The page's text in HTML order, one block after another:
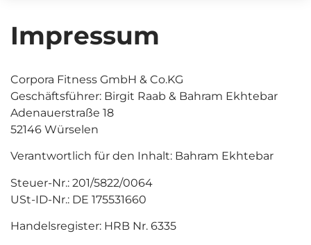
Impressum
Corpora Fitness GmbH & Co.KG
Geschäftsführer: Birgit Raab & Bahram Ekhtebar
Adenauerstraße 18
52146 Würselen
Verantwortlich für den Inhalt: Bahram Ekhtebar
Steuer-Nr.: 201/5822/0064
USt-ID-Nr.: DE 175531660
Handelsregister: HRB Nr. 6335